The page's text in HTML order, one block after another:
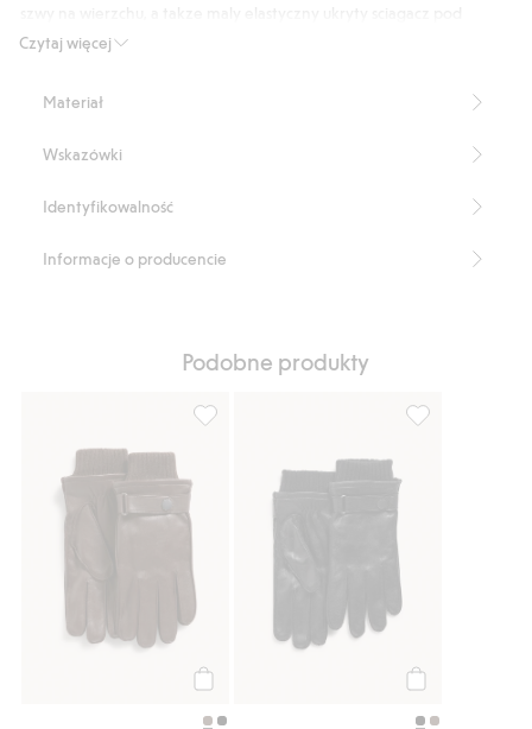
Czytaj więcej
spodem.
Numer artykułu
Materiał
Wskazówki
Identyfikowalność
Informacje o producencie
Podobne produkty